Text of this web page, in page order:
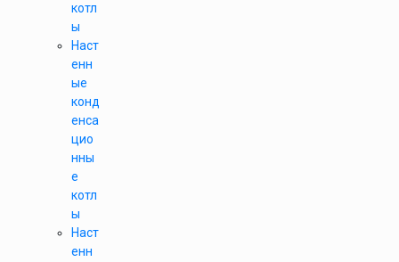
котл
ы
Наст
енн
ые
конд
енса
цио
нны
е
котл
ы
Наст
енн